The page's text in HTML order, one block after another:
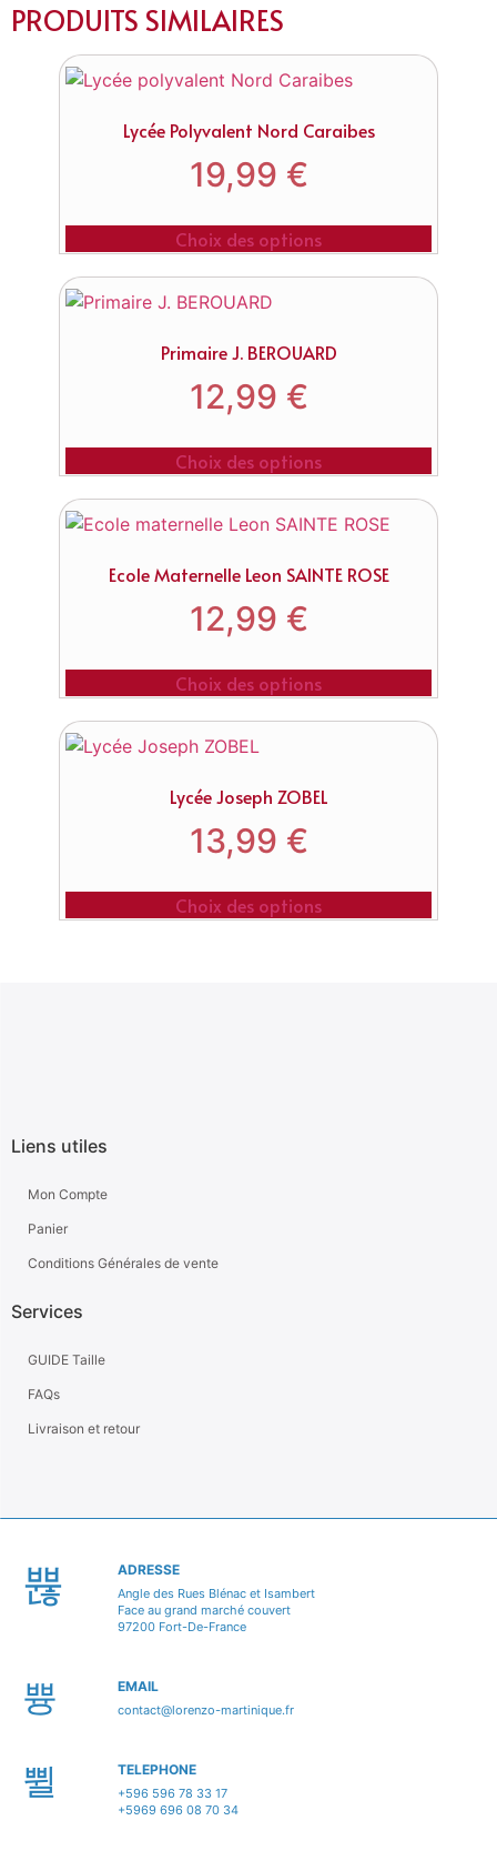
PRODUITS SIMILAIRES
Lycée Polyvalent Nord Caraibes
19,99 €
Choix des options
Primaire J. BEROUARD
12,99 €
Choix des options
Ecole Maternelle Leon SAINTE ROSE
12,99 €
Choix des options
Lycée Joseph ZOBEL
13,99 €
Choix des options
Liens utiles
Mon Compte
Panier
Conditions Générales de vente
Services
GUIDE Taille
FAQs
Livraison et retour
ADRESSE
Angle des Rues Blénac et Isambert
Face au grand marché couvert
97200 Fort-De-France
EMAIL
contact@lorenzo-martinique.fr
TELEPHONE
+596 596 78 33 17
+5969 696 08 70 34